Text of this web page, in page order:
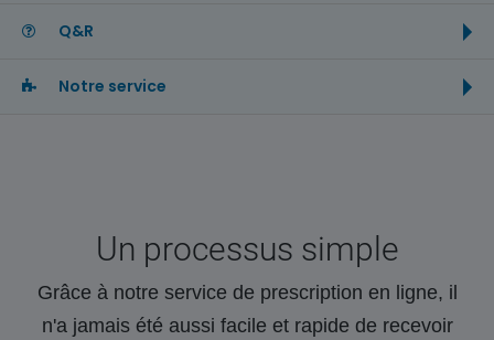
Q&R
Notre service
Un processus simple
Grâce à notre service de prescription en ligne, il
n'a jamais été aussi facile et rapide de recevoir